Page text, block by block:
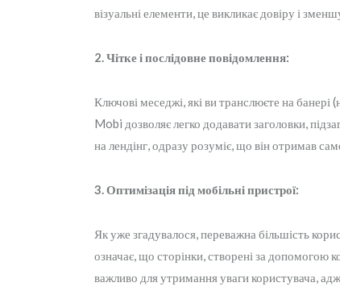
візуальні елементи, це викликає довіру і
2. Чітке і послідовне повідомлення:
Ключові меседжі, які ви транслюєте на банері
Mobi дозволяє легко додавати заголовки,
на лендінг, одразу розуміє, що він отримав
3. Оптимізація під мобільні пристрої:
Як уже згадувалося, переважна більшість
означає, що сторінки, створені за допомогою
важливо для утримання уваги користувача,